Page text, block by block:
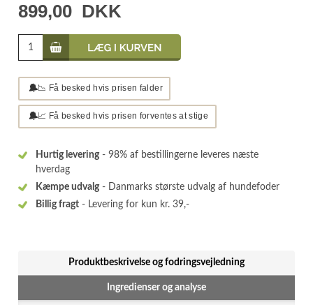
899,00 DKK
🔔📉 Få besked hvis prisen falder
🔔📈 Få besked hvis prisen forventes at stige
Hurtig levering- 98% af bestillingerne leveres næste
hverdag
Kæmpe udvalg- Danmarks største udvalg af hundefoder
Billig fragt - Levering for kun kr. 39,-
Produktbeskrivelse og fodringsvejledning
Ingredienser og analyse